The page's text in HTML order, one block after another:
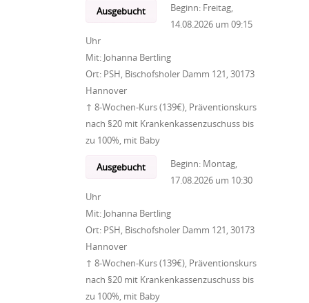
Ausgebucht Beginn: Freitag,
14.08.2026 um 09:15
Uhr
Mit: Johanna Bertling
Ort: PSH, Bischofsholer Damm 121, 30173
Hannover
↑ 8-Wochen-Kurs (139€), Präventionskurs
nach §20 mit Krankenkassenzuschuss bis
zu 100%, mit Baby
Ausgebucht Beginn: Montag,
17.08.2026 um 10:30
Uhr
Mit: Johanna Bertling
Ort: PSH, Bischofsholer Damm 121, 30173
Hannover
↑ 8-Wochen-Kurs (139€), Präventionskurs
nach §20 mit Krankenkassenzuschuss bis
zu 100%, mit Baby